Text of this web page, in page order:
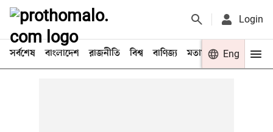
Login
সর্বশেষ বাংলাদেশ রাজনীতি বিশ্ব বাণিজ্য মতামত খেলা
Eng